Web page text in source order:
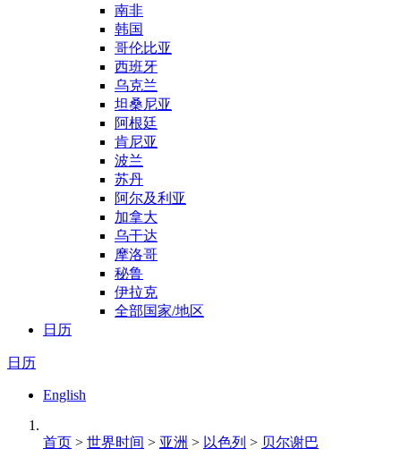
南非
韩国
哥伦比亚
西班牙
乌克兰
坦桑尼亚
阿根廷
肯尼亚
波兰
苏丹
阿尔及利亚
加拿大
乌干达
摩洛哥
秘鲁
伊拉克
全部国家/地区
日历
日历
English
首页 > 世界时间 > 亚洲 > 以色列 > 贝尔谢巴